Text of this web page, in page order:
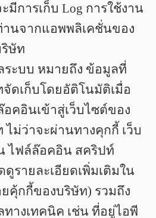
มีการเก็บ Log การใช้งาน
านจากแอพพลิเคชั่นของ
ษัท
ระบบ หมายถึง ข้อมูลที่
ดเก็บโดยอัติโนมัติเมื่อ
คอินเข้าสู่เว็บไซต์ของ
ไม่ว่าจะผ่านทางคุกกี้ เว็บ
ไฟล์ล๊อคอิน สคริปท์
ดูรายละเอียดเพิ่มเติมใน
คุ้กกี้ของบริษัท) รวมถึง
างเทคนิค เช่น ที่อยู่ไอพี